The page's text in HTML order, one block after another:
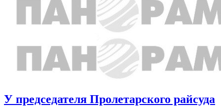
У председателя Пролетарского райсуда